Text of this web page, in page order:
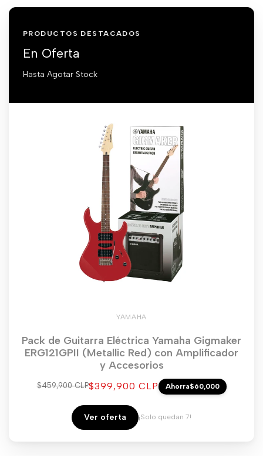
PRODUCTOS DESTACADOS
En Oferta
Hasta Agotar Stock
YAMAHA
Pack de Guitarra Eléctrica Yamaha Gigmaker
ERG121GPII (Metallic Red) con Amplificador
y Accesorios
Precio
$459,900 CLPPrecio
venta
$399,900 CLP Ahorra$60,000
Ver oferta ¡Solo quedan 7!